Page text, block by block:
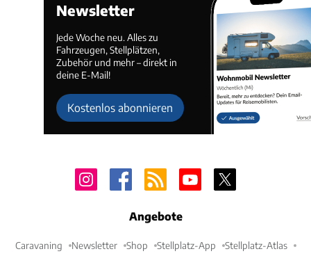
Newsletter
Jede Woche neu. Alles zu
Fahrzeugen, Stellplätzen,
Zubehör und mehr – direkt in
deine E-Mail!
Kostenlos abonnieren
Angebote
Caravaning Newsletter Shop Stellplatz-App Stellplatz-Atlas